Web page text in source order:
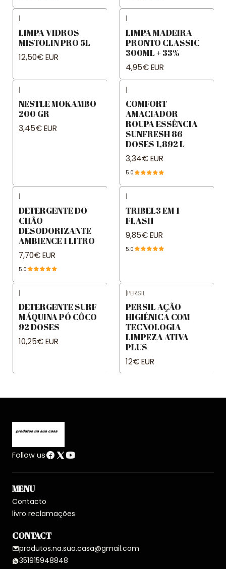
|
LIMPA VIDROS
MISTOLIN PRO 5L
12,50€ EUR
|
LIMPA MADEIRA
PRONTO CLASSIC
300ML + 33%
4,95€ EUR
|
NESTLE MOKAMBO
200 GR
3,45€ EUR
|
COMFORT
AMACIADOR
ROUPA ESSÊNCIA
SUNFRESH 86
DOSES 1,892 L
3,34€ EUR
5.0
|
DETERGENTE DO
CHÃO
DESODORIZANTE
AMBIENCE 1 LITRO
7,70€ EUR
5.0
|
TRIBEL3 EM 1
FLASH
9,85€ EUR
5.0
|
DETERGENTE SURF
MÁQUINA PÓ CÔCO
92 DOSES
10,25€ EUR
|PERSIL
PERSIL AÇÃO
HIGIÉNICA COM
TECNOLOGIA
LIMPEZA ATIVA
PLUS
12€ EUR
Follow us
MENU
Contacto
livro reclamações
CONTACT
produtos.na.sua.casa@gmail.com
351915948848